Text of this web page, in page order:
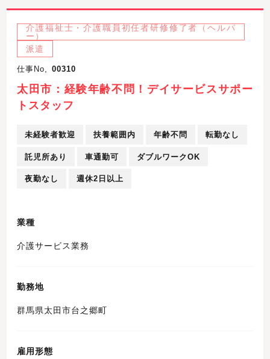
介護福祉士・介護職員初任者研修修了者（ヘルパ
ー）
派遣
仕事No, 00310
太田市：経験年齢不問！デイサービスサポー
トスタッフ
未経験者歓迎 扶養範囲内 年齢不問 転勤なし
託児所あり 車通勤可 ダブルワークOK
夜勤なし 週休2日以上
業種
介護サービス業務
勤務地
群馬県太田市台之郷町
雇用形態